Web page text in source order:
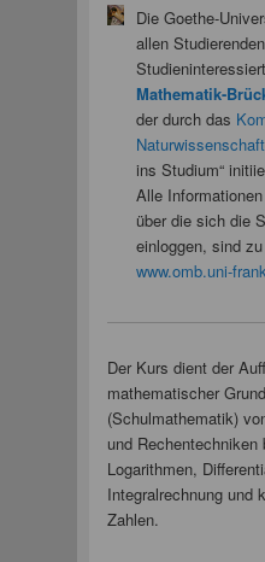
Die Goethe-
allen
Mathematik-
der durch das
ins Studium“
Alle
über die sich die
einloggen, sind
www.omb.uni-
Der Kurs dient der
mathematischer
(Schulmathematik)
und
Logarithmen,
Integralrechnung und
Zahlen.